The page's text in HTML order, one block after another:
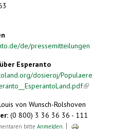
de/pressemitteilungen
Esperanto
dosieroj/Populaere
(link is
von Wunsch-Rolshoven
(0 800) 3 36 36 36 - 111
bitte Anmelden